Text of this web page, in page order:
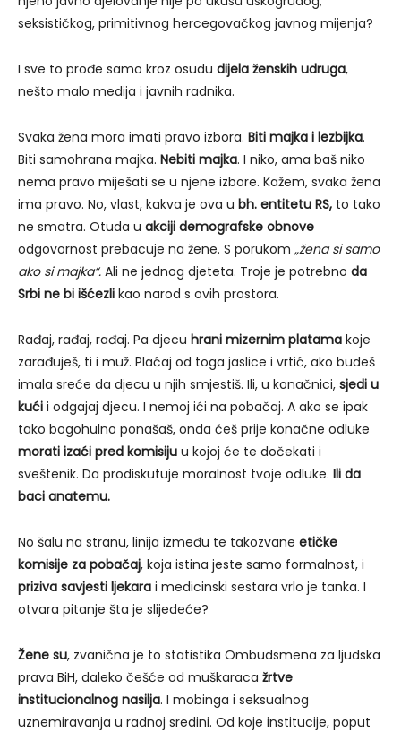
seksističkog, primitivnog hercegovačkog javnog mijenja?
I sve to prođe samo kroz osudu dijela ženskih udruga,
nešto malo medija i javnih radnika.
Svaka žena mora imati pravo izbora. Biti majka i lezbijka.
Biti samohrana majka. Nebiti majka. I niko, ama baš niko
nema pravo miješati se u njene izbore. Kažem, svaka žena
ima pravo. No, vlast, kakva je ova u bh. entitetu RS, to tako
ne smatra. Otuda u akciji demografske obnove
odgovornost prebacuje na žene. S porukom „žena si samo
ako si majka“. Ali ne jednog djeteta. Troje je potrebno da
Srbi ne bi išćezli kao narod s ovih prostora.
Rađaj, rađaj, rađaj. Pa djecu hrani mizernim platama koje
zarađuješ, ti i muž. Plaćaj od toga jaslice i vrtić, ako budeš
imala sreće da djecu u njih smjestiš. Ili, u konačnici, sjedi u
kući i odgajaj djecu. I nemoj ići na pobačaj. A ako se ipak
tako bogohulno ponašaš, onda ćeš prije konačne odluke
morati izaći pred komisiju u kojoj će te dočekati i
sveštenik. Da prodiskutuje moralnost tvoje odluke. Ili da
baci anatemu.
No šalu na stranu, linija između te takozvane etičke
komisije za pobačaj, koja istina jeste samo formalnost, i
priziva savjesti ljekara i medicinski sestara vrlo je tanka. I
otvara pitanje šta je slijedeće?
Žene su, zvanična je to statistika Ombudsmena za ljudska
prava BiH, daleko češće od muškaraca žrtve
institucionalnog nasilja. I mobinga i seksualnog
uznemiravanja u radnoj sredini. Od koje institucije, poput